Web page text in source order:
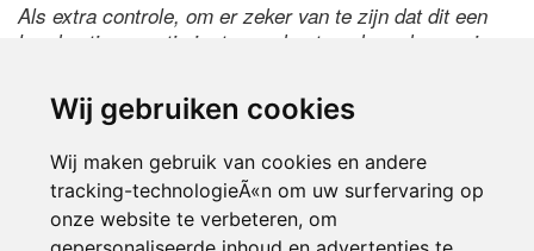
Wij gebruiken cookies
Wij maken gebruik van cookies en andere
tracking-technologieÃ«n om uw surfervaring op
onze website te verbeteren, om
Als extra controle, om er zeker van te zijn dat dit een
handmatige reactie is, typ onderstaande code over in
de code te wijzigen.